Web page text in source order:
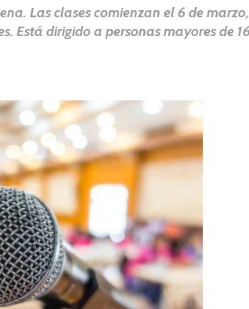
Las clases comienzan el 6 de marzo,
Está dirigido a personas mayores de 16